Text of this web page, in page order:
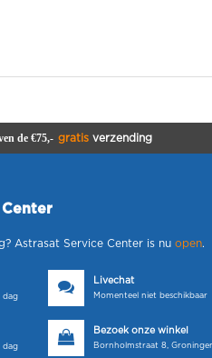
de €75,- gratisverzending
Astrasat Service Center is nu open.
dag
Livechat
Momenteel niet beschikbaar
dag
Bezoek onze winkel
Bornholmstraat 8,